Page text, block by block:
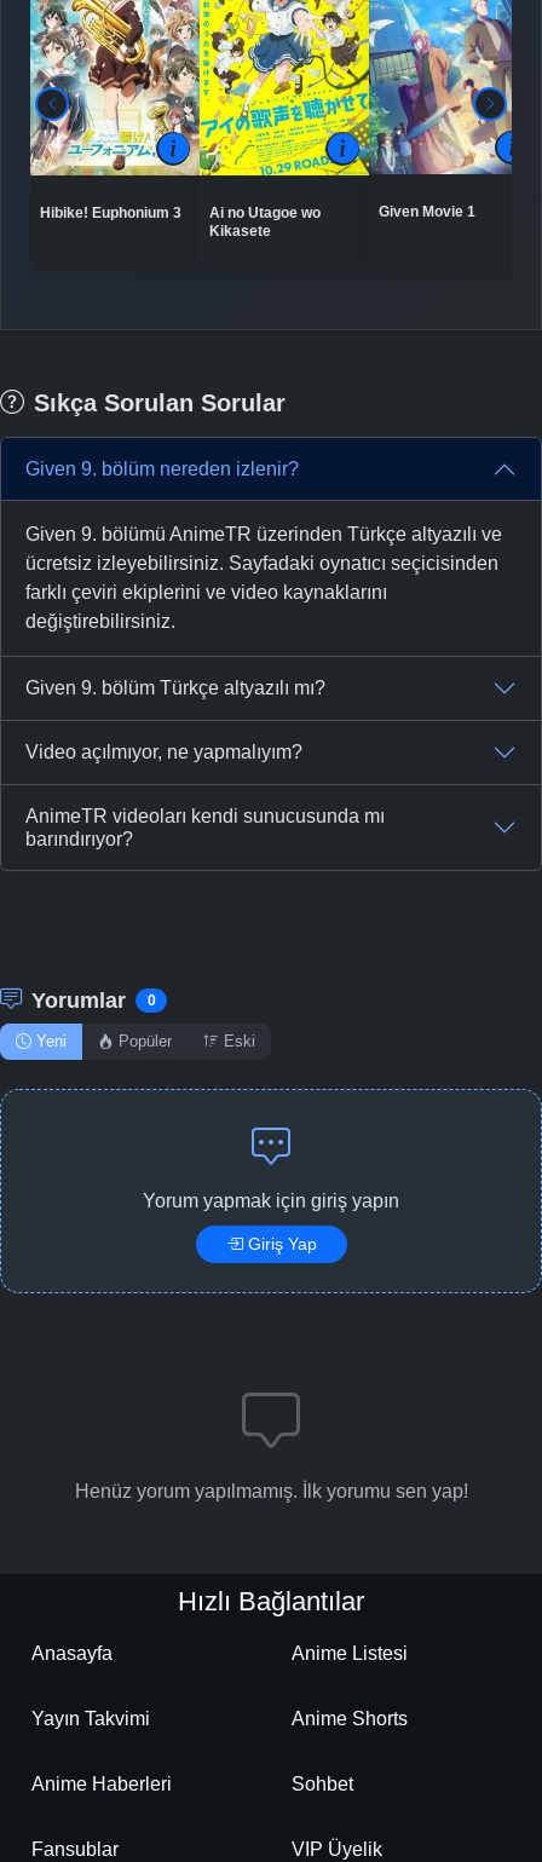
Hibike! Euphonium 3
Ai no Utagoe wo
Kikasete
Given Movie 1
Sıkça Sorulan Sorular
Given 9. bölüm nereden izlenir?
Given 9. bölümü AnimeTR üzerinden Türkçe altyazılı ve
ücretsiz izleyebilirsiniz. Sayfadaki oynatıcı seçicisinden
farklı çeviri ekiplerini ve video kaynaklarını
değiştirebilirsiniz.
Given 9. bölüm Türkçe altyazılı mı?
Video açılmıyor, ne yapmalıyım?
AnimeTR videoları kendi sunucusunda mı
barındırıyor?
Yorumlar 0
Yeni Popüler Eski
Yorum yapmak için giriş yapın
Giriş Yap
Henüz yorum yapılmamış. İlk yorumu sen yap!
Hızlı Bağlantılar
Anasayfa Anime Listesi
Yayın Takvimi Anime Shorts
Anime Haberleri Sohbet
Fansublar VIP Üyelik